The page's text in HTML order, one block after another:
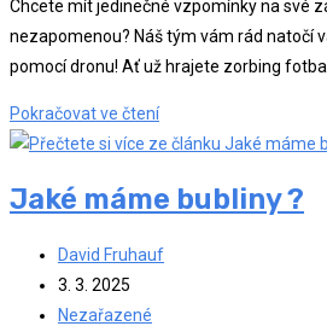
příspěvku
Chcete mít jedinečné vzpomínky na své
nezapomenou? Náš tým vám rád natočí
pomocí dronu! Ať už hrajete zorbing
Pokračovat ve čteníKoukáme
na
z
Jaké máme bubliny ?
Autor
příspěvku
David Fruhauf
Příspěvek
byl
3. 3. 2025
Rubriky
Nezařazené